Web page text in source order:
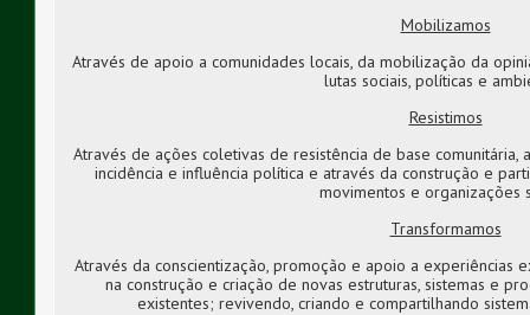
Mobilizamos
Através de apoio a comunidades locais, da mobilização da
lutas sociais, políticas e
Resistimos
Através de ações coletivas de resistência de base comunitária,
incidência e influência política e através da construção e
movimentos e organizações
Transformamos
Através da conscientização, promoção e apoio a experiências
na construção e criação de novas estruturas, sistemas e
existentes; revivendo, criando e compartilhando